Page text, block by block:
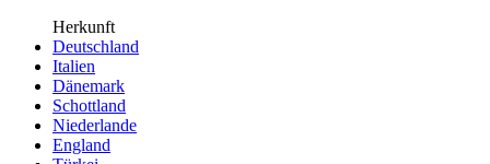
Herkunft
Deutschland
Italien
Dänemark
Schottland
Niederlande
England